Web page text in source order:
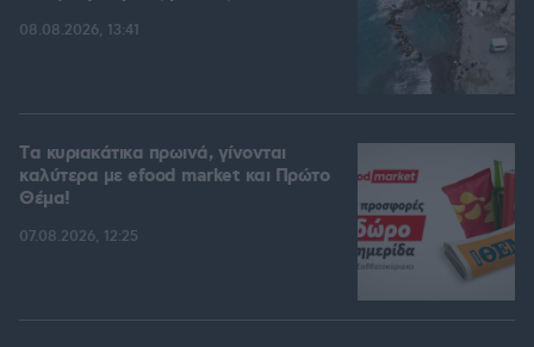
08.08.2026, 13:41
Tα κυριακάτικα πρωινά, γίνονται
καλύτερα με efood market και Πρώτο
Θέμα!
07.08.2026, 12:25